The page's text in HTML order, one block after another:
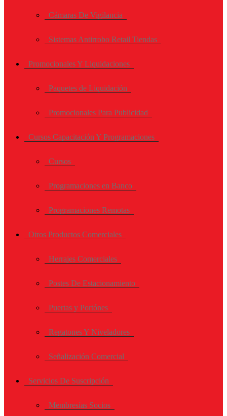
Cámaras De Vigilancia
Sistemas Antirrobo Retail Tiendas
Promocionales Y Liquidaciones
Paquetes de Liquidación
Promocionales Para Publicidad
Cursos Capacitación Y Programaciones
Cursos
Programaciones en Banco
Programaciones Remotas
Otros Productos Comerciales
Herrajes Comerciales
Postes De Estacionamiento
Puertas y Portónes
Regatones Y Niveladores
Señalización Comercial
Servicios De Suscripción
Membresías Socios